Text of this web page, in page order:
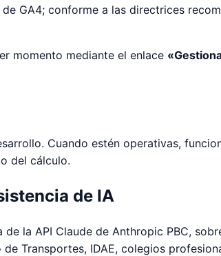
GA4; conforme a las directrices
momento mediante el enlace
Cuando estén operativas,
del cálculo.
de IA
la API Claude de Anthropic PBC,
Transportes, IDAE, colegios